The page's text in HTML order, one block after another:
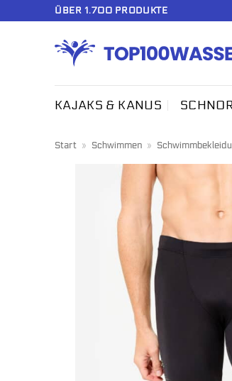
ÜBER 1.700 PRODUKTE
KAJAKS & KANUS
Start » Schwimmen »